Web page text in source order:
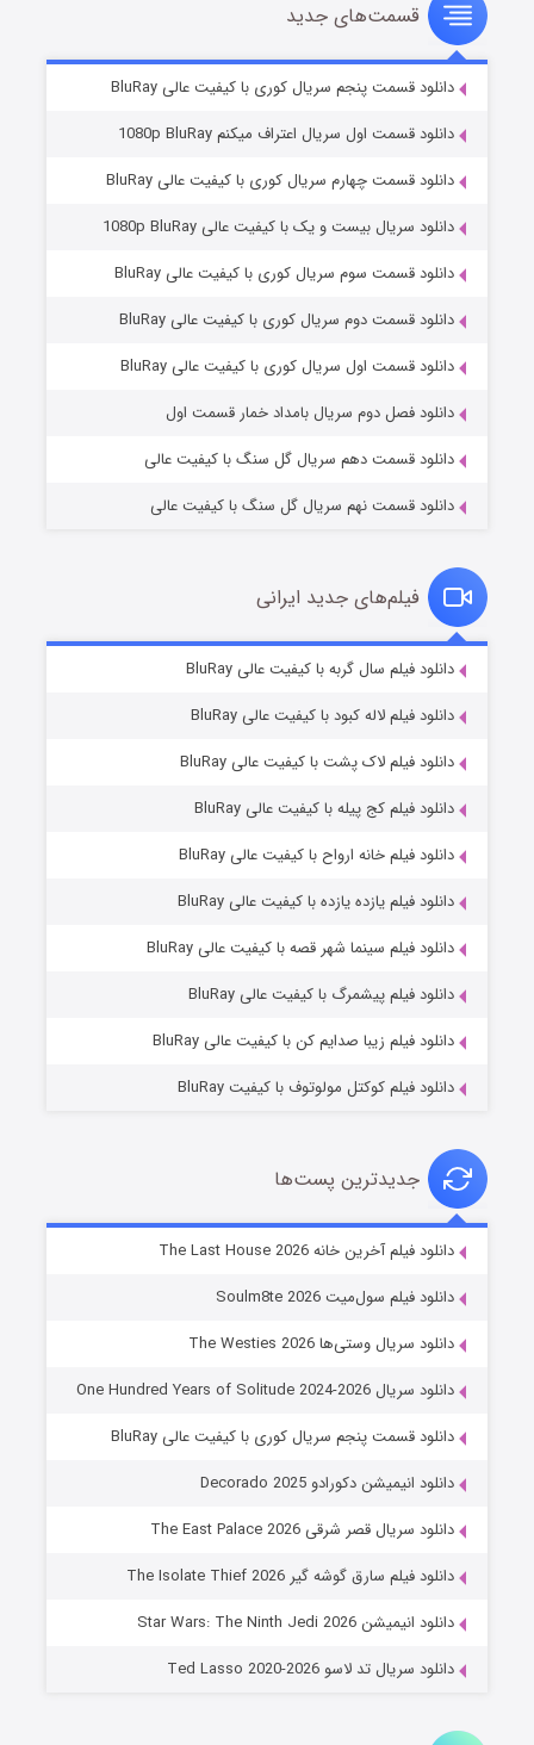
قسمت۸ (زیرنویس) منتشر شد
عملیات آپارتمان
قسمت۲ (زیرنویس) منتشر شد
قسمت۲ (زیرنویس) منتشر شد
شوگر فصل ۲
خاندان اژدها فصل ۳
قسمت۶ (زیرنویس) منتشر شد
قسمت‌های جدید
دانلود قسمت پنجم سریال کوری با کیفیت عالی BluRay
دانلود قسمت اول سریال اعتراف میکنم 1080p BluRay
دانلود قسمت چهارم سریال کوری با کیفیت عالی BluRay
دانلود سریال بیست و یک با کیفیت عالی 1080p BluRay
دانلود قسمت سوم سریال کوری با کیفیت عالی BluRay
دانلود قسمت دوم سریال کوری با کیفیت عالی BluRay
دانلود قسمت اول سریال کوری با کیفیت عالی BluRay
دانلود فصل دوم سریال بامداد خمار قسمت اول
دانلود قسمت دهم سریال گل سنگ با کیفیت عالی
دانلود قسمت نهم سریال گل سنگ با کیفیت عالی
فیلم‌های جدید ایرانی
دانلود فیلم سال گربه با کیفیت عالی BluRay
دانلود فیلم لاله کبود با کیفیت عالی BluRay
دانلود فیلم لاک پشت با کیفیت عالی BluRay
دانلود فیلم کج‌ پیله با کیفیت عالی BluRay
دانلود فیلم خانه ارواح با کیفیت عالی BluRay
دانلود فیلم یازده یازده با کیفیت عالی BluRay
دانلود فیلم سینما شهر قصه با کیفیت عالی BluRay
دانلود فیلم پیشمرگ با کیفیت عالی BluRay
دانلود فیلم زیبا صدایم کن با کیفیت عالی BluRay
دانلود فیلم کوکتل مولوتوف با کیفیت BluRay
جدیدترین پست‌ها
دانلود فیلم آخرین خانه The Last House 2026
دانلود فیلم سول‌میت Soulm8te 2026
دانلود سریال وستی‌ها The Westies 2026
دانلود سریال One Hundred Years of Solitude 2024-2026
دانلود قسمت پنجم سریال کوری با کیفیت عالی BluRay
دانلود انیمیشن دکورادو Decorado 2025
دانلود سریال قصر شرقی The East Palace 2026
دانلود فیلم سارق گوشه گیر The Isolate Thief 2026
دانلود انیمیشن Star Wars: The Ninth Jedi 2026
دانلود سریال تد لاسو Ted Lasso 2020-2026